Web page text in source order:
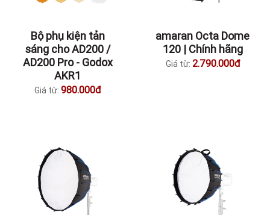
Bộ phụ kiện tản
sáng cho AD200 /
AD200 Pro - Godox
AKR1
Giá từ: 980.000đ
amaran Octa Dome
120 | Chính hãng
Giá từ: 2.790.000đ